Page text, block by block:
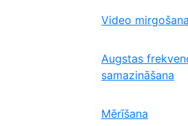
Video
Augstas
samazināšana
Mērīšana